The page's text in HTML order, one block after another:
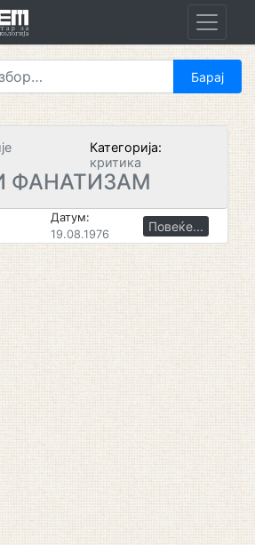
Категорија:
критика
ФАНАТИЗАМ
Датум:
19.08.1976
Повеќе...